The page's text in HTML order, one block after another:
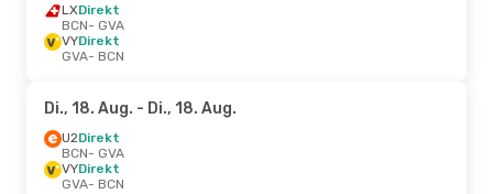
LXDirekt
BCN- GVA
VYDirekt
GVA- BCN
Di., 18. Aug. - Di., 18. Aug.
U2Direkt
BCN- GVA
VYDirekt
GVA- BCN